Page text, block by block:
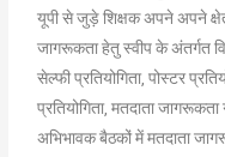
यूपी से जुड़े शिक्षक अपने अपने
जागरूकता हेतु स्वीप के अंतर्गत
सेल्फी प्रतियोगिता, पोस्टर
प्रतियोगिता, मतदाता
अभिभावक बैठकों में मतदाता